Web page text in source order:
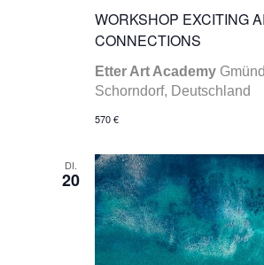
WORKSHOP EXCITING
CONNECTIONS
Etter Art Academy
Schorndorf, Deutschland
570 €
DI.
20